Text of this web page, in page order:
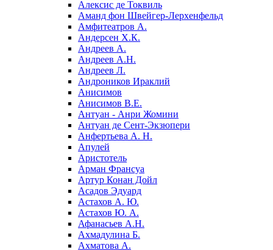
Алексис де Токвиль
Аманд фон Швейгер-Лерхенфельд
Амфитеатров А.
Андерсен Х.К.
Андреев А.
Андреев А.Н.
Андреев Л.
Андроников Ираклий
Анисимов
Анисимов В.Е.
Антуан - Анри Жомини
Антуан де Сент-Экзюпери
Анфертьева А. Н.
Апулей
Аристотель
Арман Франсуа
Артур Конан Дойл
Асадов Эдуард
Астахов А. Ю.
Астахов Ю. А.
Афанасьев А.Н.
Ахмадулина Б.
Ахматова А.